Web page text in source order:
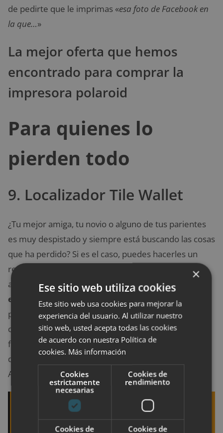
de pedirte que le imprimas «esa foto de Facebook en
la que…»
La mejor oferta que hemos
encontrado para comprar la
impresora polaroid
Para quienes lo
pierden todo
9. Localizador Tile Wallet
¿Tu mejor amiga, tu novio o alguno de tus parientes
es muy despistado y siempre está buscando las cosas
que ha perdido? Si es el caso, puedes hacerles un
regalo por el que te estarán eternamente
agradecidos:un localizador que te permitirá
encontrar cualquier objeto a través del móvil
pueden poner en las llaves, la cartera, el pasaporte o
cualquier otro ítem que suelan perder con
frecuencia. Es muy fácil de usar (solo hay que
descargar la aplicación) y se pueden conseguir por
Amazon.
Quizá te interese leer:
Las 20 calles más
×
Ese sitio web utiliza cookies
Este sitio web usa cookies para mejorar la
experiencia del usuario. Al utilizar nuestro
sitio web, usted acepta todas las cookies
de acuerdo con nuestra Política de
cookies. Más información
Cookies
estrictamente
necesarias
Cookies de
rendimiento
Cookies de
Cookies de